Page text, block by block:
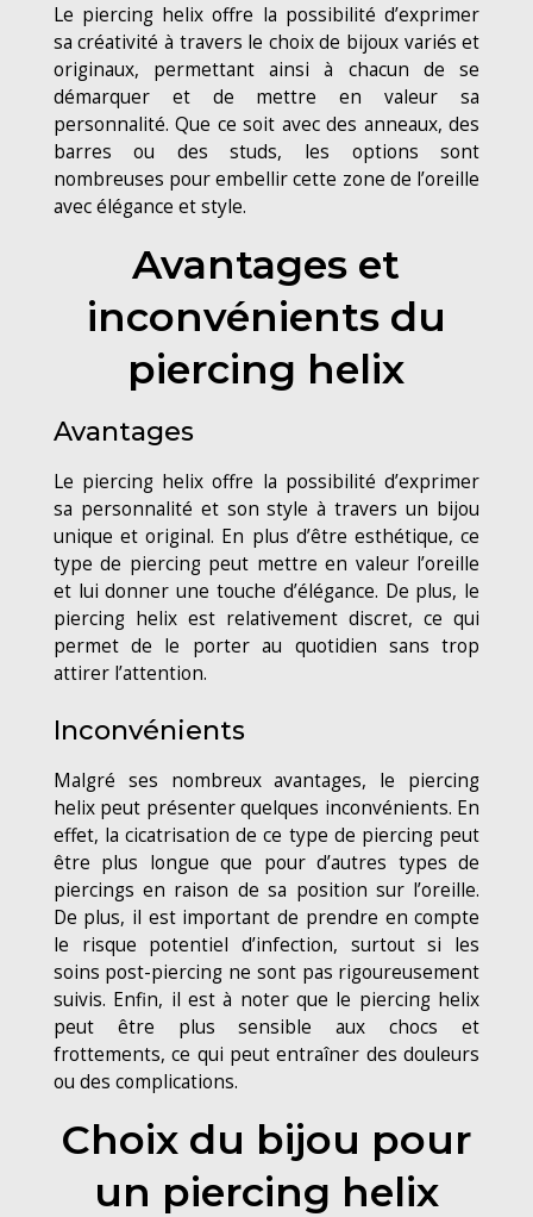
Le piercing helix offre la possibilité d’exprimer
sa créativité à travers le choix de bijoux variés et
originaux, permettant ainsi à chacun de se
démarquer et de mettre en valeur sa
personnalité. Que ce soit avec des anneaux, des
barres ou des studs, les options sont
nombreuses pour embellir cette zone de l’oreille
avec élégance et style.
Avantages et
inconvénients du
piercing helix
Avantages
Le piercing helix offre la possibilité d’exprimer
sa personnalité et son style à travers un bijou
unique et original. En plus d’être esthétique, ce
type de piercing peut mettre en valeur l’oreille
et lui donner une touche d’élégance. De plus, le
piercing helix est relativement discret, ce qui
permet de le porter au quotidien sans trop
attirer l’attention.
Inconvénients
Malgré ses nombreux avantages, le piercing
helix peut présenter quelques inconvénients. En
effet, la cicatrisation de ce type de piercing peut
être plus longue que pour d’autres types de
piercings en raison de sa position sur l’oreille.
De plus, il est important de prendre en compte
le risque potentiel d’infection, surtout si les
soins post-piercing ne sont pas rigoureusement
suivis. Enfin, il est à noter que le piercing helix
peut être plus sensible aux chocs et
frottements, ce qui peut entraîner des douleurs
ou des complications.
Choix du bijou pour
un piercing helix